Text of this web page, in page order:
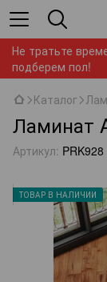
Не тратьте
подберем пол!
Каталог
Ламинат
Артикул: PRK928
ТОВАР В НАЛИЧИИ